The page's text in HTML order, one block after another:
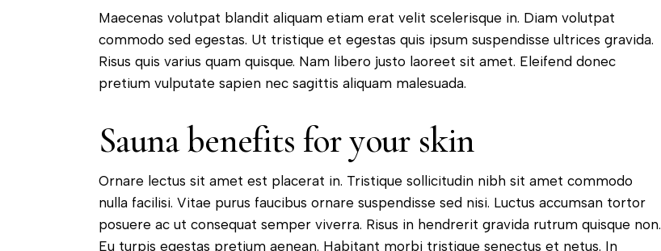
Maecenas volutpat blandit aliquam etiam erat velit scelerisque in. Diam volutpat
commodo sed egestas. Ut tristique et egestas quis ipsum suspendisse ultrices gravida.
Risus quis varius quam quisque. Nam libero justo laoreet sit amet. Eleifend donec
pretium vulputate sapien nec sagittis aliquam malesuada.
Sauna benefits for your skin
Ornare lectus sit amet est placerat in. Tristique sollicitudin nibh sit amet commodo
nulla facilisi. Vitae purus faucibus ornare suspendisse sed nisi. Luctus accumsan tortor
posuere ac ut consequat semper viverra. Risus in hendrerit gravida rutrum quisque non.
Eu turpis egestas pretium aenean. Habitant morbi tristique senectus et netus. In